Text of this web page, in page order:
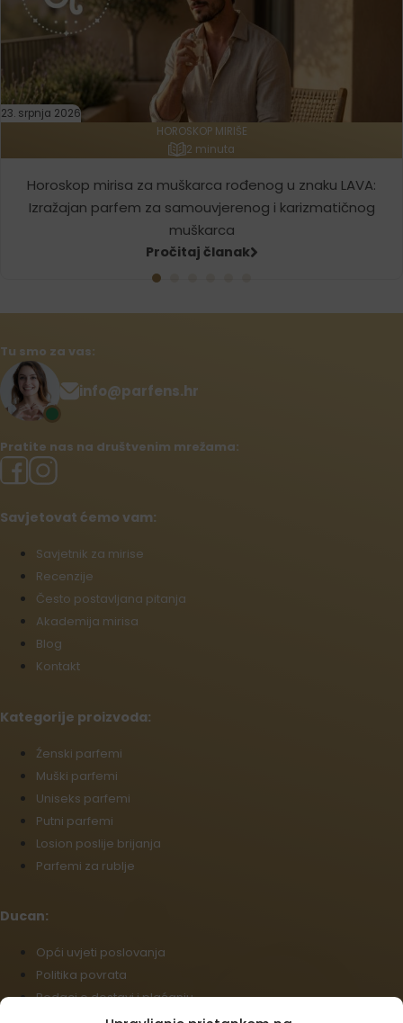
23. srpnja 2026
HOROSKOP MIRIŠE
2 minuta
Horoskop mirisa za muškarca rođenog u znaku LAVA:
Izražajan parfem za samouvjerenog i karizmatičnog
muškarca
Pročitaj članak
Tu smo za vas:
info@parfens.hr
Pratite nas na društvenim mrežama:
Savjetovat ćemo vam:
Savjetnik za mirise
Recenzije
Često postavljana pitanja
Akademija mirisa
Blog
Kontakt
Kategorije proizvoda:
Źenski parfemi
Muški parfemi
Uniseks parfemi
Putni parfemi
Losion poslije brijanja
Parfemi za rublje
Ducan:
Opći uvjeti poslovanja
Politika povrata
Podaci o dostavi i plaćanju